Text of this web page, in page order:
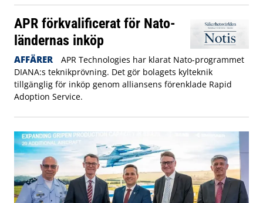
APR förkvalificerat för Nato-
ländernas inköp
AFFÄRER
APR Technologies har klarat Nato-programmet
DIANA:s teknikprövning. Det gör bolagets kylteknik
tillgänglig för inköp genom alliansens förenklade Rapid
Adoption Service.